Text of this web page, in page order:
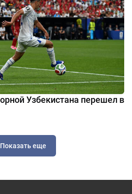
Узбекистана перешел в
Показать еще